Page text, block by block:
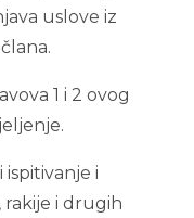
uslove iz
1 i 2 ovog
ispitivanje i
i drugih